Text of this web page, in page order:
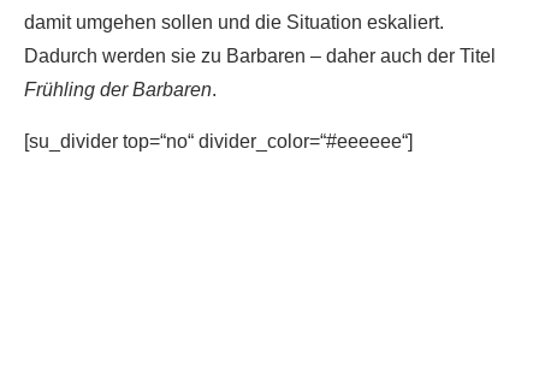
damit umgehen sollen und die Situation eskaliert.
Dadurch werden sie zu Barbaren – daher auch der Titel
Frühling der Barbaren.
[su_divider top=“no“ divider_color=“#eeeeee“]